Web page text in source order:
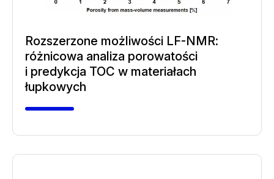
Rozszerzone możliwości LF-NMR:
różnicowa analiza porowatości
i predykcja TOC w materiałach
łupkowych